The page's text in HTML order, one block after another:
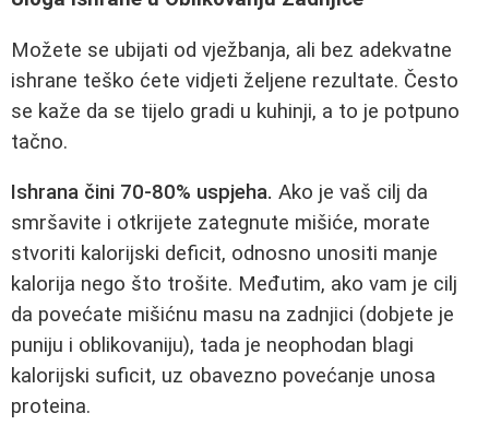
Možete se ubijati od vježbanja, ali bez adekvatne
ishrane teško ćete vidjeti željene rezultate. Često
se kaže da se tijelo gradi u kuhinji, a to je potpuno
tačno.
Ishrana čini 70-80% uspjeha. Ako je vaš cilj da
smršavite i otkrijete zategnute mišiće, morate
stvoriti kalorijski deficit, odnosno unositi manje
kalorija nego što trošite. Međutim, ako vam je cilj
da povećate mišićnu masu na zadnjici (dobjete je
puniju i oblikovaniju), tada je neophodan blagi
kalorijski suficit, uz obavezno povećanje unosa
proteina.